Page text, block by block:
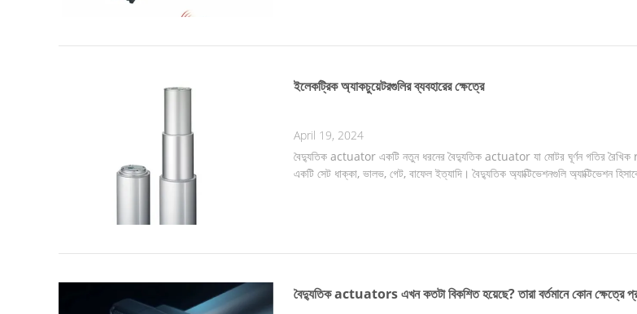
ইলেকট্রিক অ্যাকচুয়েটরগুলির ব্যবহারের ক্ষেত্রে
April 19, 2024
বৈদ্যুতিক actuator একটি নতুন ধরনের বৈদ্যুতিক actuator যা মোটর ঘূর্ণন গতির
একটি সেট ধাক্কা, ভালভ, গেট, বাফেল ইত্যাদি। বৈদ্যুতিক অ্যাক্টিভেশনগুলি অ্যাক্টিভেশন
বৈদ্যুতিক actuators এখন কতটা বিকশিত হয়েছে? তারা বর্তমানে কোন